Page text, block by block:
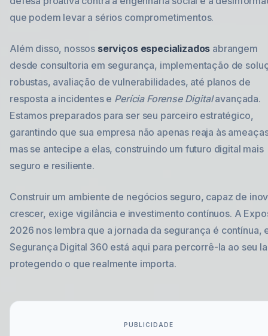
que podem levar a sérios comprometimentos.
Além disso, nossos serviços especializados abrangem
desde consultoria em segurança, implementação de
robustas, avaliação de vulnerabilidades, até planos de
resposta a incidentes e Perícia Forense Digitalavançada.
Estamos preparados para ser seu parceiro estratégico,
garantindo que sua empresa não apenas reaja às
mas se antecipe a elas, construindo um futuro digital mais
seguro e resiliente.
Construir um ambiente de negócios seguro, capaz de
crescer, exige vigilância e investimento contínuos. A
2026 nos lembra que a jornada da segurança é contínua,
Segurança Digital 360 está aqui para percorrê-la ao seu
protegendo o que realmente importa.
PUBLICIDADE